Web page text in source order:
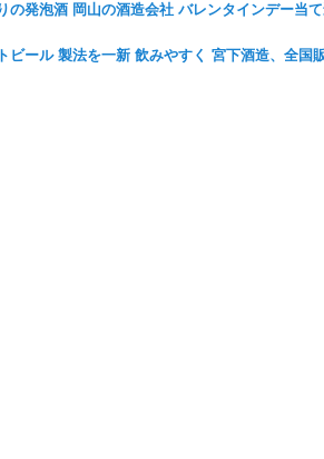
の発泡酒 岡山の酒造会社 バレンタインデー当
ビール 製法を一新 飲みやすく 宮下酒造、全国